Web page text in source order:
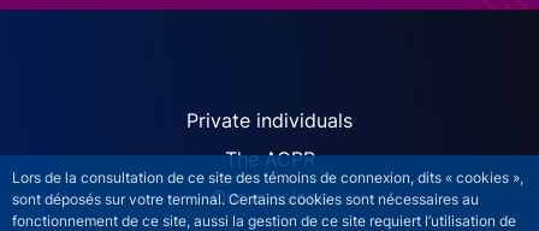
Lors de la consultation de ce site des témoins de connexion, dits « cookies »,
sont déposés sur votre terminal. Certains cookies sont nécessaires au
fonctionnement de ce site, aussi la gestion de ce site requiert l’utilisation de
ACPR site navigation
Private individuals
The ACPR
Our missions